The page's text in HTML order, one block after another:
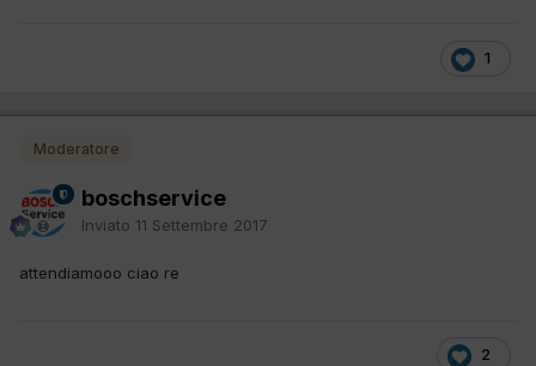
1
Moderatore
boschservice
Inviato 11 Settembre 2017
attendiamooo ciao re
2